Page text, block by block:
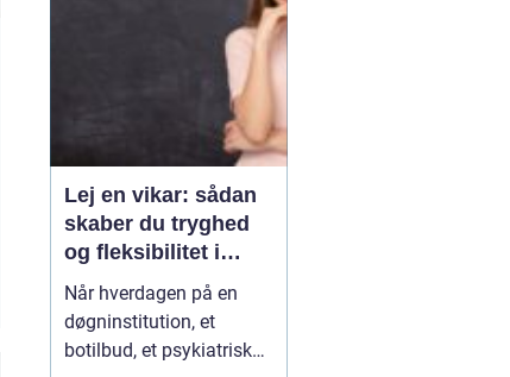
driftsikkerheden ofte af,
Lej en vikar: sådan
skaber du tryghed
og fleksibilitet i
hverdagen
Når hverdagen på en
døgninstitution, et
botilbud, et psykiatrisk